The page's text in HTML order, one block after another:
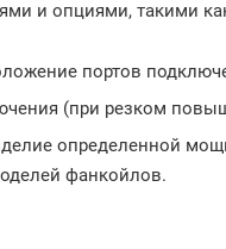
и опциями, такими
портов
(при резком
определенной
фанкойлов.